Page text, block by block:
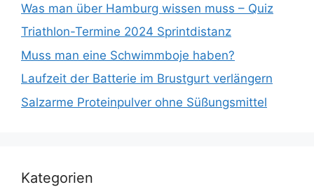
Was man über Hamburg wissen muss – Quiz
Triathlon-Termine 2024 Sprintdistanz
Muss man eine Schwimmboje haben?
Laufzeit der Batterie im Brustgurt verlängern
Salzarme Proteinpulver ohne Süßungsmittel
Kategorien